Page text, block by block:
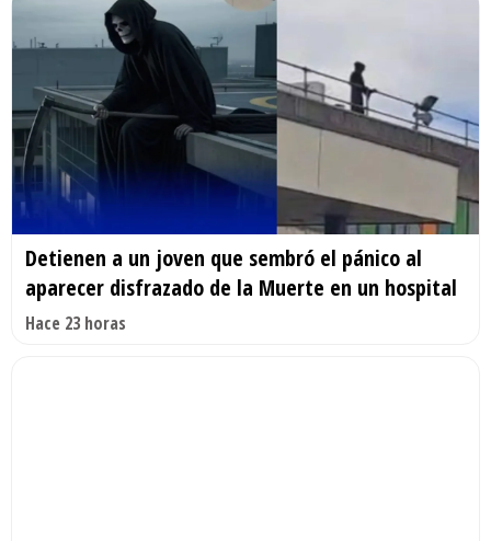
Detienen a un joven que sembró el pánico al
aparecer disfrazado de la Muerte en un hospital
Hace 23 horas